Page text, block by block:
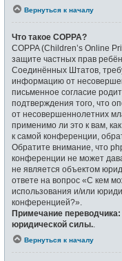
Вернуться к началу
Что такое COPPA?
COPPA (Children’s Online
защите частных прав
Соединённых Штатов,
информацию от
письменное согласие
подтверждения того, что
от несовершеннолетних
применимо ли это к вам,
к самой конференции,
Обратите внимание, что
конференции не может
не является объектом
ответе на вопрос «С кем
использования и/или
конференцией?».
Примечание
юридической силы.
Вернуться к началу